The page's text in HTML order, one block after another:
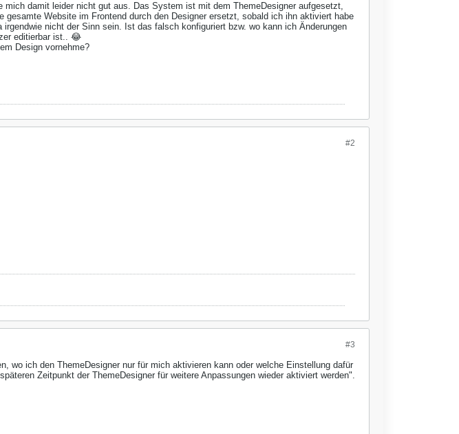
damit leider nicht gut aus. Das System ist mit dem ThemeDesigner aufgesetzt,
gesamte Website im Frontend durch den Designer ersetzt, sobald ich ihn aktiviert habe
nicht der Sinn sein. Ist das falsch konfiguriert bzw. wo kann ich Änderungen
editierbar ist.. 😂
Design vornehme?
#2
#3
wo ich den ThemeDesigner nur für mich aktivieren kann oder welche Einstellung dafür
Zeitpunkt der ThemeDesigner für weitere Anpassungen wieder aktiviert werden".